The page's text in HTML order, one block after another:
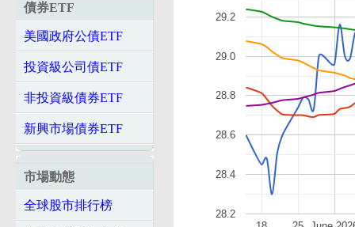
債券ETF
美國政府公債ETF
投資級公司債ETF
非投資級債券ETF
新興市場債券ETF
市場動態
全球股市排行榜
28.2
28.4
28.6
28.8
29.0
29.2